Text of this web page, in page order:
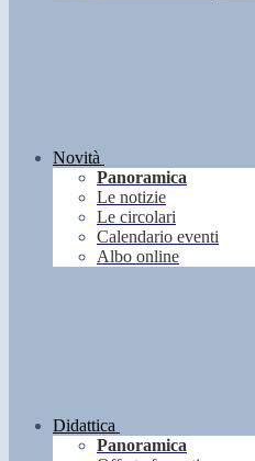
Novità
Panoramica
Le notizie
Le circolari
Calendario eventi
Albo online
Didattica
Panoramica